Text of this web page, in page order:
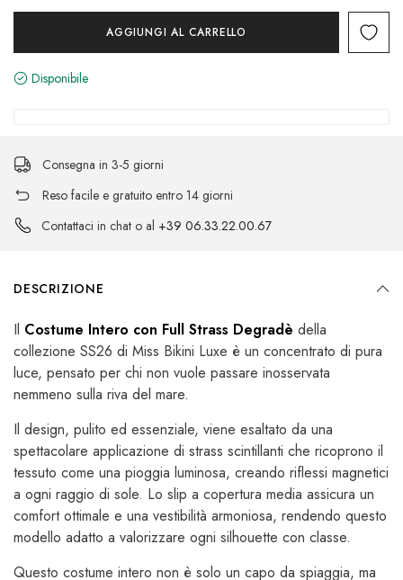
Disponibile
Consegna in 3-5 giorni
Reso facile e gratuito entro 14 giorni
Contattaci in chat o al +39 06.33.22.00.67
DESCRIZIONE
Il Costume Intero con Full Strass Degradè della
collezione SS26 di Miss Bikini Luxe è un concentrato di pura
luce, pensato per chi non vuole passare inosservata
nemmeno sulla riva del mare.
Il design, pulito ed essenziale, viene esaltato da una
spettacolare applicazione di strass scintillanti che ricoprono il
tessuto come una pioggia luminosa, creando riflessi magnetici
a ogni raggio di sole. Lo slip a copertura media assicura un
comfort ottimale e una vestibilità armoniosa, rendendo questo
modello adatto a valorizzare ogni silhouette con classe.
Questo costume intero non è solo un capo da spiaggia, ma